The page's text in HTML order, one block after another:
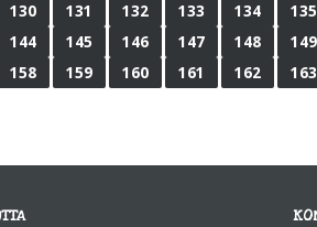
130
131 132 133 134 135
144
145 146 147 148 149
158
159 160 161 162 163